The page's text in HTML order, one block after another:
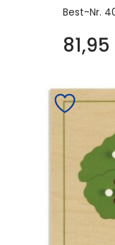
Best-Nr.
81,95